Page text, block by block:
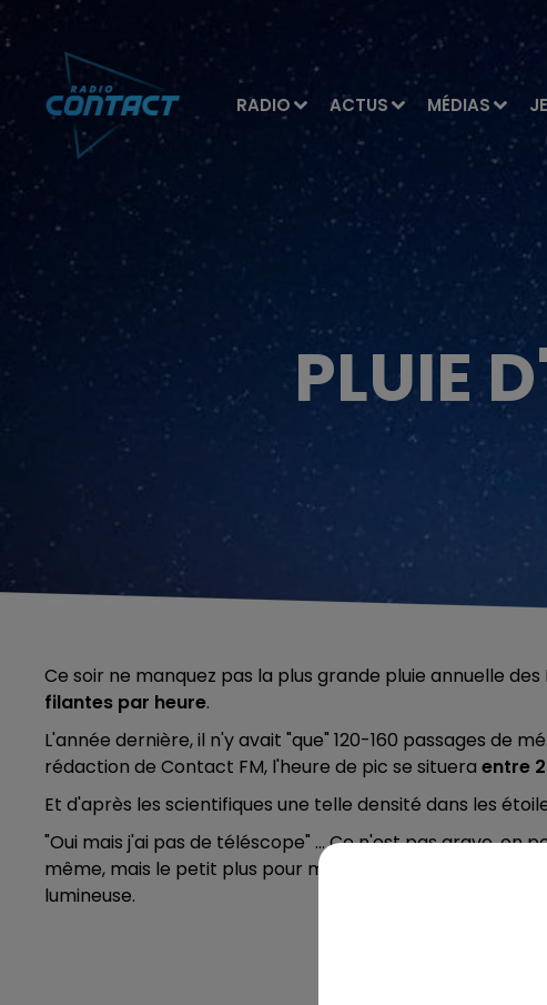
RADIO ACTUS MÉDIAS
PLUIE
Ce soir ne manquez pas la plus grande pluie annuelle
filantes par heure.
L'année dernière, il n'y avait "que" 120-160 passages de
rédaction de Contact FM, l'heure de pic se situera entre
Et d'après les scientifiques une telle densité dans les
"Oui mais j'ai pas de téléscope" ... Ce n'est pas grave,
même, mais le petit plus pour mieux profiter du
lumineuse.